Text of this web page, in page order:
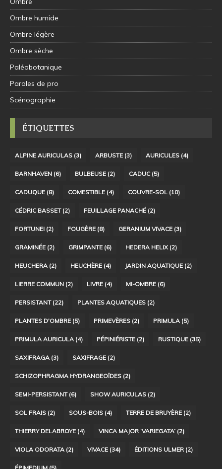
Ombre humide
Ombre légère
Ombre sèche
Paléobotanique
Paroles de pro
Scénographie
ÉTIQUETTES
ALPINE AURICULAS (3) ARBUSTE (3) AURICULES (4)
BARNHAVEN (6) BULBEUSE (2) CADUC(5)
CADUQUE (8) COMESTIBLE (4) COUVRE-SOL (10)
CÉDRIC BASSET(2) FEUILLAGE PANACHÉ (2)
FORTUNEI (2) FOUGÈRE (8) GERANIUM VIVACE (3)
GRAMINÉE (2) GRIMPANTE (6) HEDERA HELIX(2)
HEUCHERA (2) HEUCHÈRE (4) JARDIN AQUATIQUE (2)
LIERRE COMMUN (2) LIVRE (4) MI-OMBRE (6)
PERSISTANT(22) PLANTES AQUATIQUES (2)
PLANTES D'OMBRE (5) PRIMEVÈRES (2) PRIMULA (5)
PRIMULA AURICULA (4) PÉPINIÉRISTE (2) RUSTIQUE (35)
SAXIFRAGA (3) SAXIFRAGE (2)
SCHIZOPHRAGMA HYDRANGEOÏDES (2)
SEMI-PERSISTANT(6) SHOW AURICULAS (2)
SOL FRAIS (2) SOUS-BOIS (4) TERRE DE BRUYÈRE (2)
THIERRY DELABROYE (4) VINCA MAJOR ‘VARIEGATA’ (2)
VIOLA ODORATA (2) VIVACE (34) ÉDITIONS ULMER (2)